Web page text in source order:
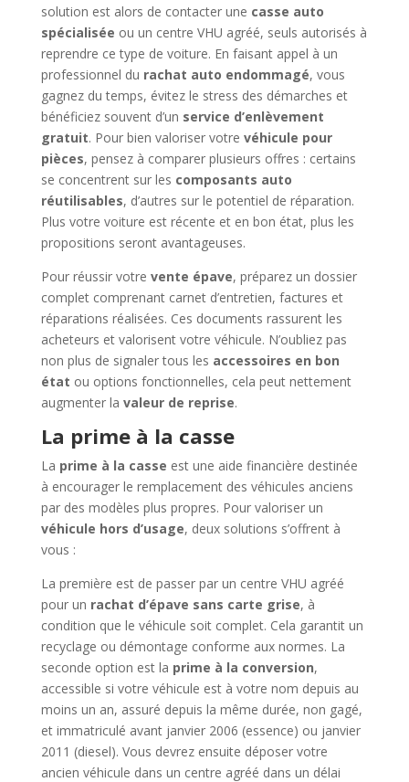
solution est alors de contacter une casse auto
spécialisée ou un centre VHU agréé, seuls autorisés à
reprendre ce type de voiture. En faisant appel à un
professionnel du rachat auto endommagé, vous
gagnez du temps, évitez le stress des démarches et
bénéficiez souvent d’un service d’enlèvement
gratuit. Pour bien valoriser votre véhicule pour
pièces, pensez à comparer plusieurs offres : certains
se concentrent sur les composants auto
réutilisables, d’autres sur le potentiel de réparation.
Plus votre voiture est récente et en bon état, plus les
propositions seront avantageuses.
Pour réussir votre vente épave, préparez un dossier
complet comprenant carnet d’entretien, factures et
réparations réalisées. Ces documents rassurent les
acheteurs et valorisent votre véhicule. N’oubliez pas
non plus de signaler tous les accessoires en bon
état ou options fonctionnelles, cela peut nettement
augmenter la valeur de reprise.
La prime à la casse
La prime à la casse est une aide financière destinée
à encourager le remplacement des véhicules anciens
par des modèles plus propres. Pour valoriser un
véhicule hors d’usage, deux solutions s’offrent à
vous :
La première est de passer par un centre VHU agréé
pour un rachat d’épave sans carte grise, à
condition que le véhicule soit complet. Cela garantit un
recyclage ou démontage conforme aux normes. La
seconde option est la prime à la conversion,
accessible si votre véhicule est à votre nom depuis au
moins un an, assuré depuis la même durée, non gagé,
et immatriculé avant janvier 2006 (essence) ou janvier
2011 (diesel). Vous devrez ensuite déposer votre
ancien véhicule dans un centre agréé dans un délai